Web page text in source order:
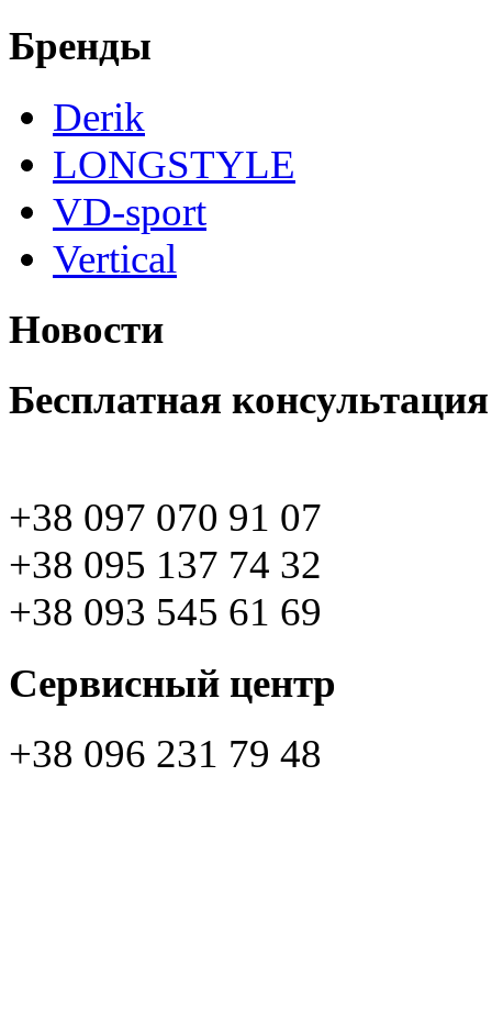
Бренды
Derik
LONGSTYLE
VD-sport
Vertical
Новости
Бесплатная консультация
+38 097 070 91 07
+38 095 137 74 32
+38 093 545 61 69
Сервисный центр
+38 096 231 79 48